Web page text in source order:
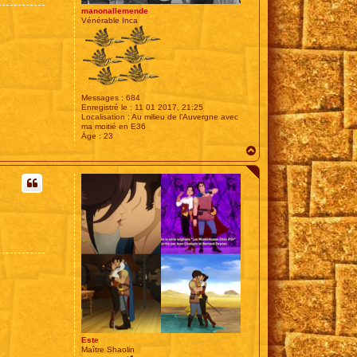
manonallemende
Vénérable Inca
Messages : 684
Enregistré le : 11 01 2017, 21:25
Localisation : Au milieu de l’Auvergne avec
ma moitié en E36
Âge : 23
a
u
Este
Maître Shaolin